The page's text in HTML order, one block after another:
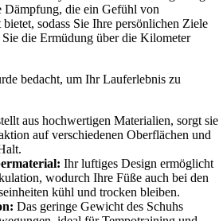
Dämpfung, die ein Gefühl von
sodass Sie Ihre persönlichen Ziele
die Ermüdung über die Kilometer
bedacht, um Ihr Lauferlebnis zu
aus hochwertigen Materialien, sorgt sie
auf verschiedenen Oberflächen und
Ihr luftiges Design ermöglicht
wodurch Ihre Füße auch bei den
kühl und trocken bleiben.
Das geringe Gewicht des Schuhs